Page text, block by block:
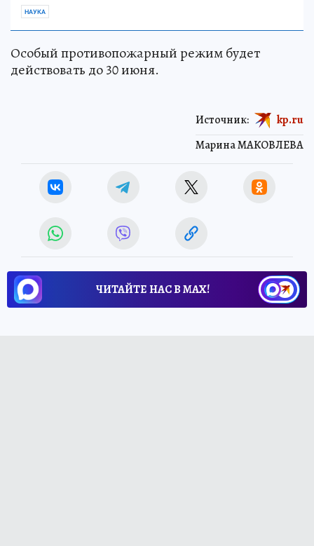
НАУКА
Особый противопожарный режим будет
действовать до 30 июня.
Марина МАКОВЛЕВА
Источник: kp.ru
ЧИТАЙТЕ НАС В МАХ!